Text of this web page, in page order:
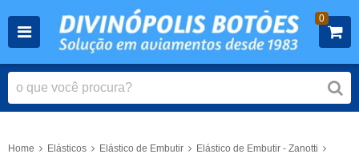
0
Home Elásticos Elástico de Embutir
Elástico de Embutir - Zanotti